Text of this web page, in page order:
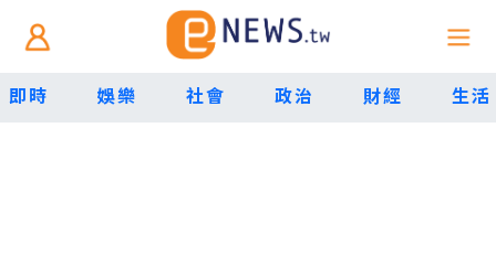
即時 娛樂 社會 政治 財經 生活